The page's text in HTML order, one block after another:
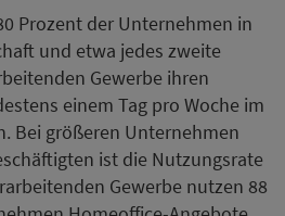
Prozent der Unternehmen in
und etwa jedes zweite
Gewerbe ihren
einem Tag pro Woche im
Bei größeren Unternehmen
ist die Nutzungsrate
Gewerbe nutzen 88